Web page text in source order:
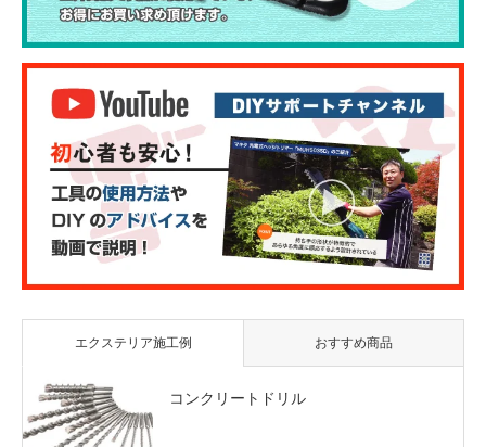
エクステリア施工例 おすすめ商品
コンクリートドリル